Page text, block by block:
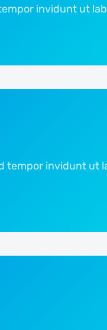
invidunt ut
tempor invidunt ut